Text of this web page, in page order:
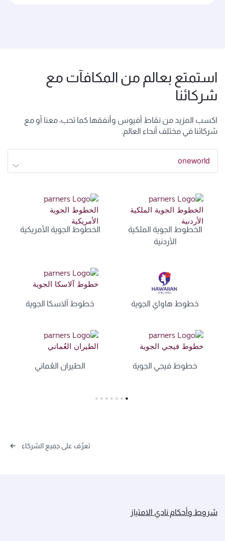
استمتع بعالم من المكافآت مع
شركائنا
اكسب المزيد من نقاط أفيوس وأنفقها كما تحب، معنا أو مع
شركائنا في مختلف أنحاء العالم.
oneworld
الخطوط الجوية الملكية
الأردنية
الخطوط الجوية الأمريكية
خطوط هاواي الجوية خطوط آلاسكا الجوية
خطوط فيجي الجوية الطيران العُماني
تعرَّف على جميع الشركاء
شروط وأحكام نادي الامتياز